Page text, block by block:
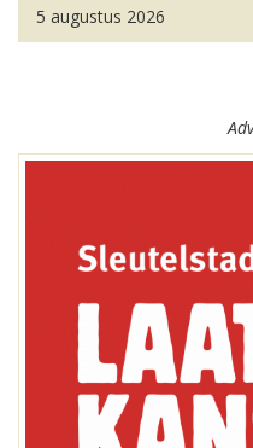
5 augustus 2026